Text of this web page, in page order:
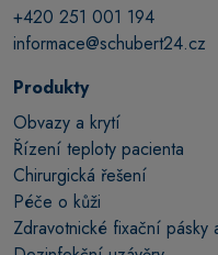
+420 251 001 194
informace@schubert24.cz
Produkty
Obvazy a krytí
Řízení teploty pacienta
Chirurgická řešení
Péče o kůži
Zdravotnické fixační pásky